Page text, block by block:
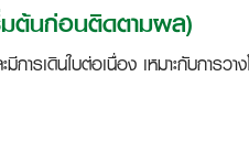
ต้นก่อนติดตามผล)
การเดินใบต่อเนื่อง เหมาะกับการว